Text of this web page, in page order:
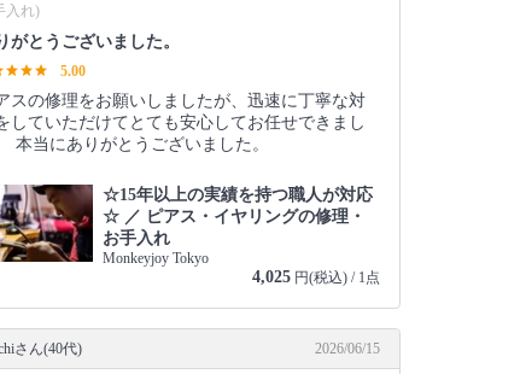
入れ)
がとうございました。
5.00
スの修理をお願いしましたが、迅速に丁寧な対
していただけてとても安心してお任せできまし
本当にありがとうございました。
☆15年以上の実績を持つ職人が対応
☆ ／ ピアス・イヤリングの修理・
お手入れ
Monkeyjoy Tokyo
4,025 円(税込) / 1点
さん(40代) 2026/06/15